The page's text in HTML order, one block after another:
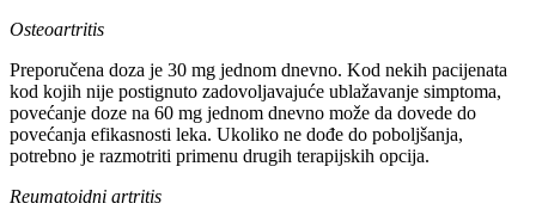
Osteoartritis
Preporučena doza je 30 mg jednom dnevno. Kod nekih pacijenata
kod kojih nije postignuto zadovoljavajuće ublažavanje simptoma,
povećanje doze na 60 mg jednom dnevno može da dovede do
povećanja efikasnosti leka. Ukoliko ne dođe do poboljšanja,
potrebno je razmotriti primenu drugih terapijskih opcija.
Reumatoidni artritis